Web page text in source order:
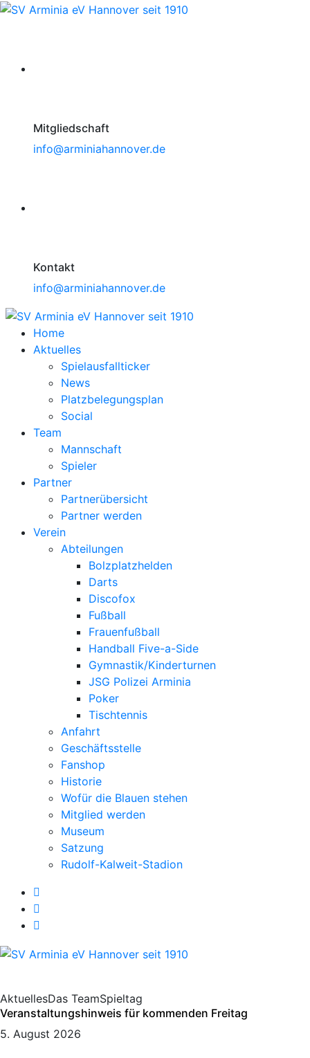
Mitgliedschaft
info@arminiahannover.de
Kontakt
info@arminiahannover.de
Home
Aktuelles
Spielausfallticker
News
Platzbelegungsplan
Social
Team
Mannschaft
Spieler
Partner
Partnerübersicht
Partner werden
Verein
Abteilungen
Bolzplatzhelden
Darts
Discofox
Fußball
Frauenfußball
Handball Five-a-Side
Gymnastik/Kinderturnen
JSG Polizei Arminia
Poker
Tischtennis
Anfahrt
Geschäftsstelle
Fanshop
Historie
Wofür die Blauen stehen
Mitglied werden
Museum
Satzung
Rudolf-Kalweit-Stadion
AktuellesDas TeamSpieltag
Veranstaltungshinweis für kommenden Freitag
5. August 2026